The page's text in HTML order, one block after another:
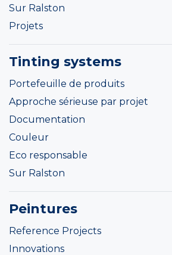
Sur Ralston
Projets
Tinting systems
Portefeuille de produits
Approche sérieuse par projet
Documentation
Couleur
Eco responsable
Sur Ralston
Peintures
Reference Projects
Innovations